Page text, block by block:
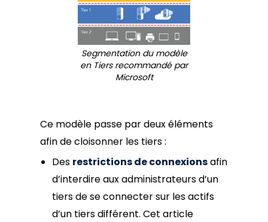
Segmentation du modèle
en Tiers recommandé par
Microsoft
Ce modèle passe par deux éléments
afin de cloisonner les tiers :
Des restrictions de connexionsafin
d’interdire aux administrateurs d’un
tiers de se connecter sur les actifs
d’un tiers différent. Cet article